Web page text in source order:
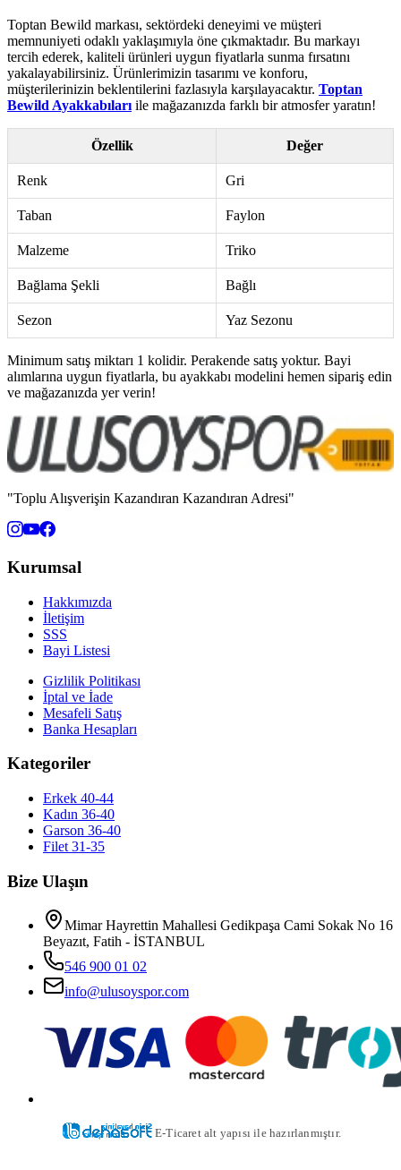
Toptan Bewild markası, sektördeki deneyimi ve müşteri
memnuniyeti odaklı yaklaşımıyla öne çıkmaktadır. Bu markayı
tercih ederek, kaliteli ürünleri uygun fiyatlarla sunma fırsatını
yakalayabilirsiniz. Ürünlerimizin tasarımı ve konforu,
müşterilerinizin beklentilerini fazlasıyla karşılayacaktır. Toptan
Bewild Ayakkabıları ile mağazanızda farklı bir atmosfer yaratın!
Özellik Değer
Renk Gri
Taban Faylon
Malzeme Triko
Bağlama Şekli Bağlı
Sezon Yaz Sezonu
Minimum satış miktarı 1 kolidir. Perakende satış yoktur. Bayi
alımlarına uygun fiyatlarla, bu ayakkabı modelini hemen sipariş edin
ve mağazanızda yer verin!
"Toplu Alışverişin Kazandıran Kazandıran Adresi"
Kurumsal
Hakkımızda
İletişim
SSS
Bayi Listesi
Gizlilik Politikası
İptal ve İade
Mesafeli Satış
Banka Hesapları
Kategoriler
Erkek 40-44
Kadın 36-40
Garson 36-40
Filet 31-35
Bize Ulaşın
Mimar Hayrettin Mahallesi Gedikpaşa Cami Sokak No 16
Beyazıt, Fatih - İSTANBUL
546 900 01 02
info@ulusoyspor.com
E-Ticaret alt yapısı ile hazırlanmıştır.